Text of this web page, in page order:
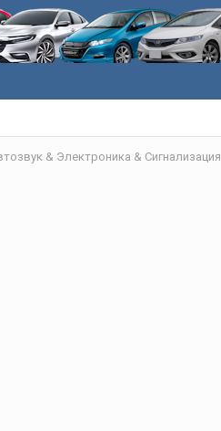
& Электроника & Сигнализация